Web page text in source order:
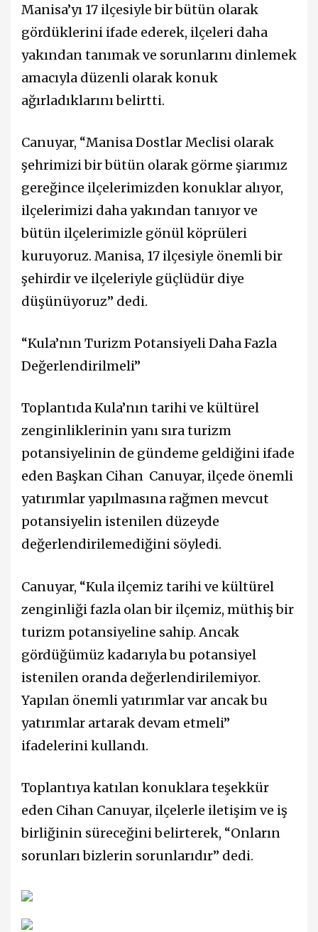
Manisa’yı 17 ilçesiyle bir bütün olarak
gördüklerini ifade ederek, ilçeleri daha
yakından tanımak ve sorunlarını dinlemek
amacıyla düzenli olarak konuk
ağırladıklarını belirtti.
Canuyar, “Manisa Dostlar Meclisi olarak
şehrimizi bir bütün olarak görme şiarımız
gereğince ilçelerimizden konuklar alıyor,
ilçelerimizi daha yakından tanıyor ve
bütün ilçelerimizle gönül köprüleri
kuruyoruz. Manisa, 17 ilçesiyle önemli bir
şehirdir ve ilçeleriyle güçlüdür diye
düşünüyoruz” dedi.
“Kula’nın Turizm Potansiyeli Daha Fazla
Değerlendirilmeli”
Toplantıda Kula’nın tarihi ve kültürel
zenginliklerinin yanı sıra turizm
potansiyelinin de gündeme geldiğini ifade
eden Başkan Cihan Canuyar, ilçede önemli
yatırımlar yapılmasına rağmen mevcut
potansiyelin istenilen düzeyde
değerlendirilemediğini söyledi.
Canuyar, “Kula ilçemiz tarihi ve kültürel
zenginliği fazla olan bir ilçemiz, müthiş bir
turizm potansiyeline sahip. Ancak
gördüğümüz kadarıyla bu potansiyel
istenilen oranda değerlendirilemiyor.
Yapılan önemli yatırımlar var ancak bu
yatırımlar artarak devam etmeli”
ifadelerini kullandı.
Toplantıya katılan konuklara teşekkür
eden Cihan Canuyar, ilçelerle iletişim ve iş
birliğinin süreceğini belirterek, “Onların
sorunları bizlerin sorunlarıdır” dedi.